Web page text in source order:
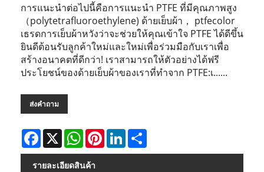
การแนะนำต่อไปนี้คือการแนะนำ PTFE ที่มีคุณภาพสูง
（polytetrafluoroethylene) ด้ายเย็บผ้า， ptfecolor
เธรดการเย็บผ้าหวังว่าจะช่วยให้คุณเข้าใจ PTFE ได้ดีขึ้น
ยินดีต้อนรับลูกค้าใหม่และใหม่เพื่อร่วมมือกับเราเพื่อ
สร้างอนาคตที่ดีกว่า! เราสามารถให้ตัวอย่างได้ฟรี
ประโยชน์ของด้ายเย็บผ้าของเราที่ทำจาก PTFE:เ......
ส่งคำถาม
Facebook
X WhatsAppPinterestLinkedIn
รายละเอียดสินค้า